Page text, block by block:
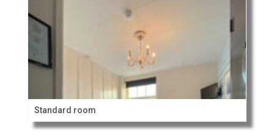
Standard room